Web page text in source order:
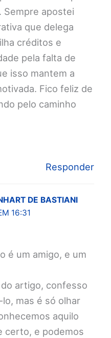
Sempre apostei
que delega
créditos e
pela falta de
isso mantem a
Fico feliz de
pelo caminho
Responder
DE BASTIANI
16:31
é um amigo, e um
artigo, confesso
mas é só olhar
aquilo
certo, e podemos